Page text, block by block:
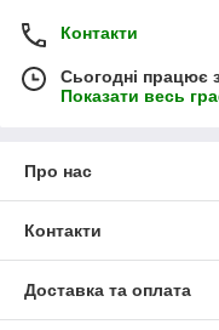
Контакти
Сьогодні працює
Показати весь
Про нас
Контакти
Доставка та оплата